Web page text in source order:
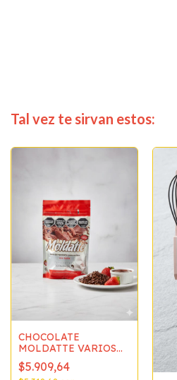
Tal vez te sirvan estos:
CHOCOLATE
MOLDATTE VARIOS
SABORES X 1/2 KG
$5.909,64